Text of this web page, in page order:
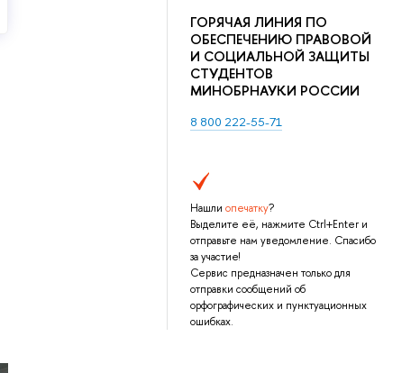
ГОРЯЧАЯ ЛИНИЯ ПО
ОБЕСПЕЧЕНИЮ ПРАВОВОЙ
И СОЦИАЛЬНОЙ ЗАЩИТЫ
СТУДЕНТОВ
МИНОБРНАУКИ РОССИИ
8 800 222-55-71
Нашли опечатку?
Выделите её, нажмите Ctrl+Enter и
отправьте нам уведомление. Спасибо
за участие!
Сервис предназначен только для
отправки сообщений об
орфографических и пунктуационных
ошибках.